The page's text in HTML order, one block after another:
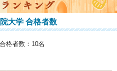
大学 合格者数
格者数：10名